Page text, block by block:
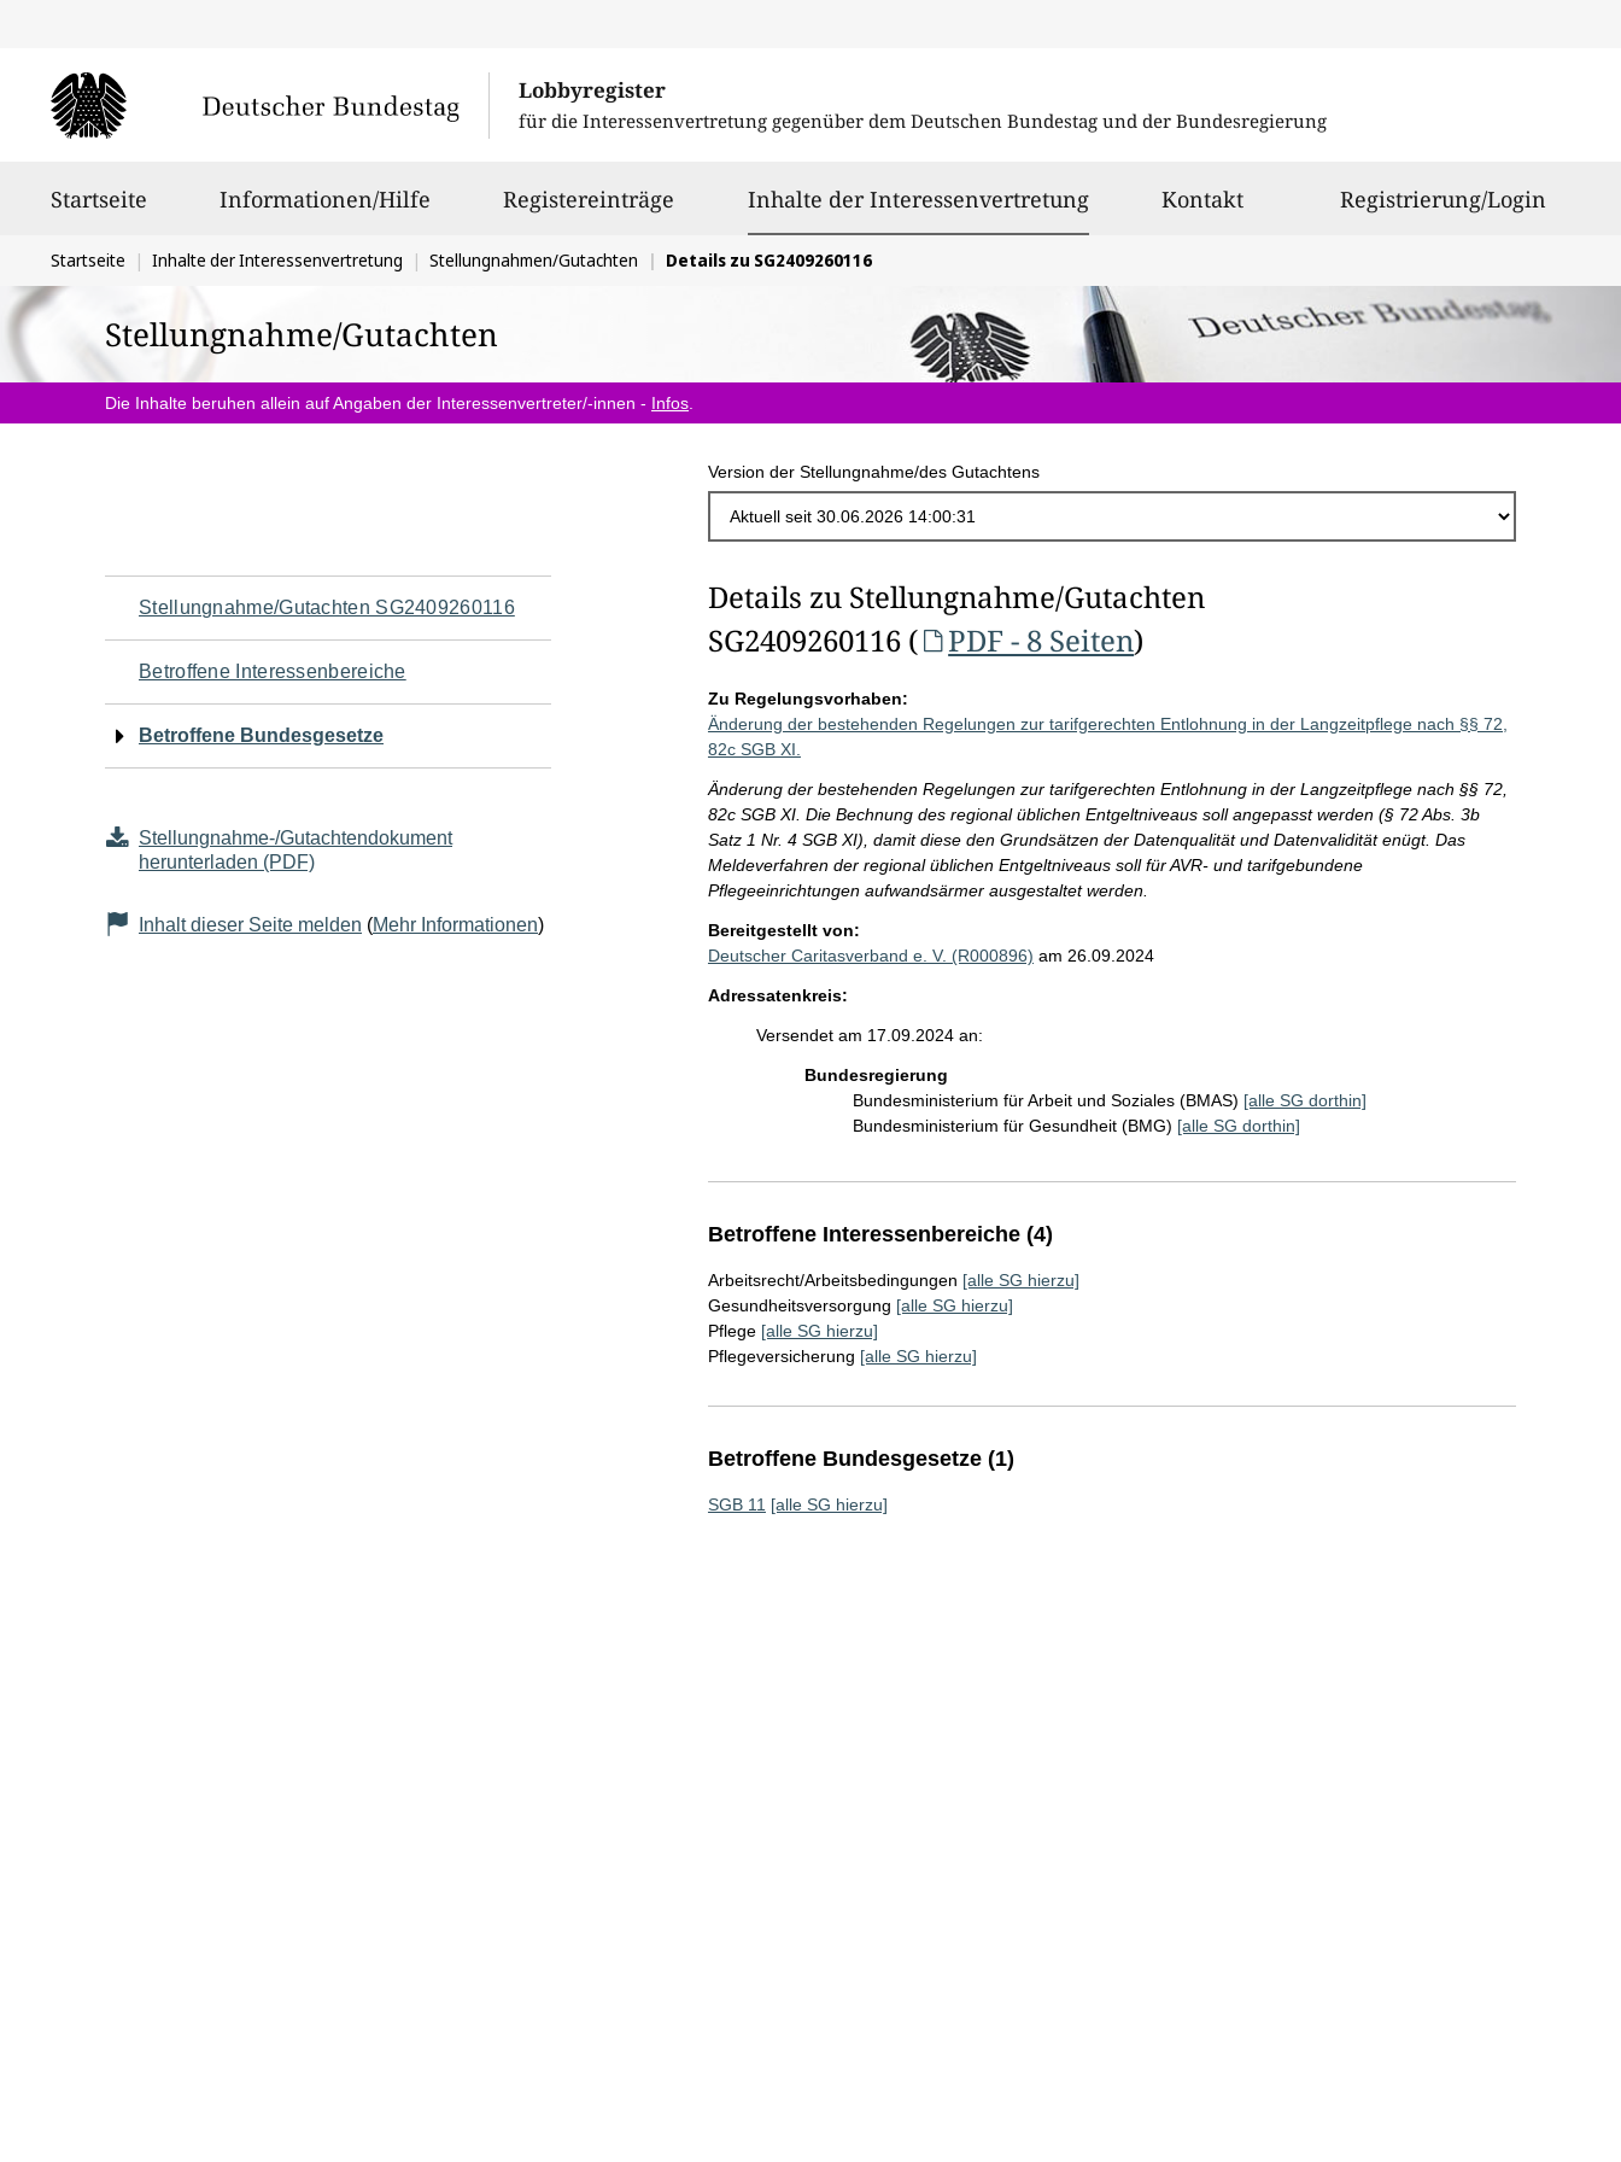
Lobbyregister
für die Interessenvertretung gegenüber dem Deutschen Bundestag und der Bundesregierung
Startseite Informationen/Hilfe Registereinträge Inhalte der Interessenvertretungausgewählt
Kontakt Registrierung/Login
Sie
befinden
sich
hier:
Startseite Inhalte der Interessenvertretung Stellungnahmen/Gutachten Details zu SG2409260116
Stellungnahme/Gutachten
Die Inhalte beruhen allein auf Angaben der Interessenvertreter/-innen - Infos
Version der Stellungnahme/des Gutachtens
Navigation
für
den
Seiteninhalt
Stellungnahme/Gutachten SG2409260116
Betroffene Interessenbereiche
Betroffene Bundesgesetze
Stellungnahme-/Gutachtendokument
herunterladen (PDF)
Inhalt dieser Seite melden (Mehr Informationen)
Details zu Stellungnahme/Gutachten
SG2409260116 (
PDF - 8 Seiten)
Zu Regelungsvorhaben:
Änderung der bestehenden Regelungen zur tarifgerechten Entlohnung in der Langzeitpflege nach §§ 72,
82c SGB XI.
Änderung der bestehenden Regelungen zur tarifgerechten Entlohnung in der Langzeitpflege nach §§ 72,
82c SGB XI. Die Bechnung des regional üblichen Entgeltniveaus soll angepasst werden (§ 72 Abs. 3b
Satz 1 Nr. 4 SGB XI), damit diese den Grundsätzen der Datenqualität und Datenvalidität enügt. Das
Meldeverfahren der regional üblichen Entgeltniveaus soll für AVR- und tarifgebundene
Pflegeeinrichtungen aufwandsärmer ausgestaltet werden.
Bereitgestellt von:
Deutscher Caritasverband e. V. (R000896) am 26.09.2024
Adressatenkreis:
Versendet am 17.09.2024 an:
Bundesregierung
Bundesministerium für Arbeit und Soziales (BMAS) [alle SG dorthin]
Bundesministerium für Gesundheit (BMG) [alle SG dorthin]
Betroffene Interessenbereiche (4)
Arbeitsrecht/Arbeitsbedingungen [alle SG hierzu]
Gesundheitsversorgung [alle SG hierzu]
Pflege [alle SG hierzu]
Pflegeversicherung [alle SG hierzu]
Betroffene Bundesgesetze (1)
SGB 11 [alle SG hierzu]